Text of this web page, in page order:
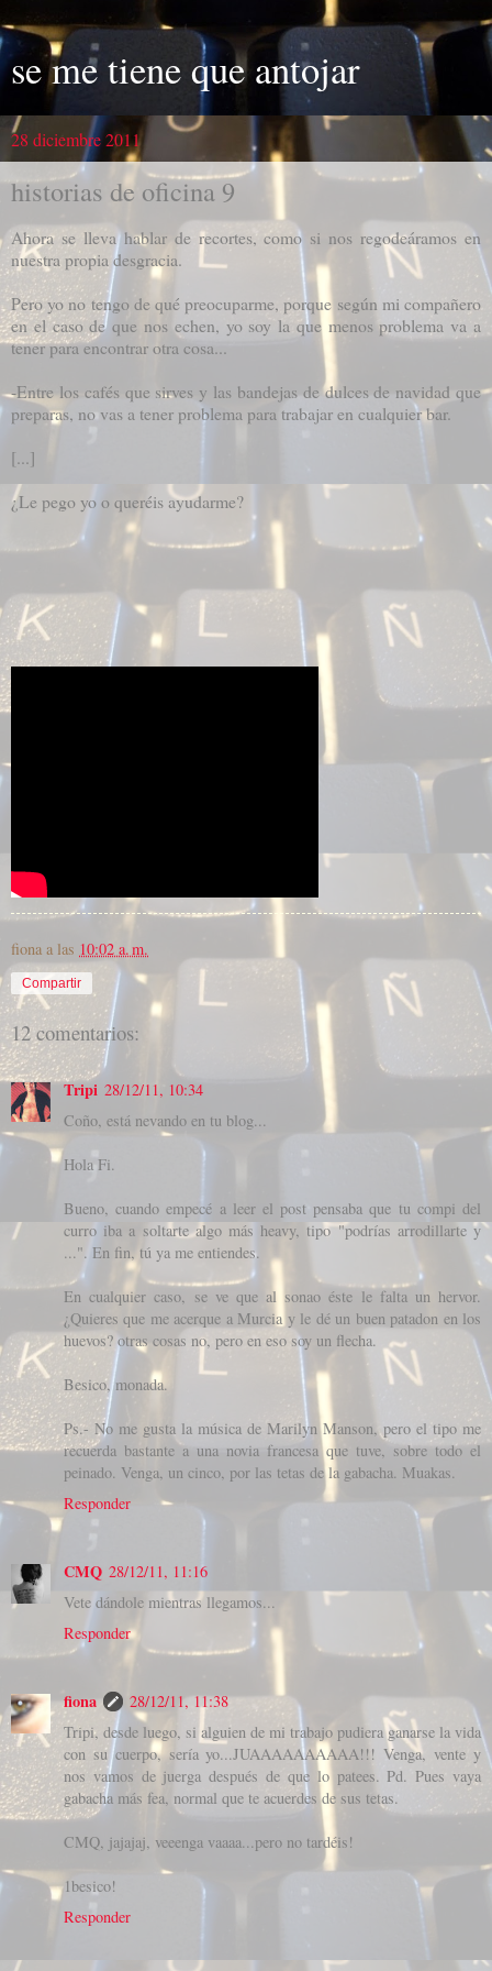
se me tiene que antojar
28 diciembre 2011
historias de oficina 9
Ahora se lleva hablar de recortes, como si nos regodeáramos en
nuestra propia desgracia.
Pero yo no tengo de qué preocuparme, porque según mi compañero
en el caso de que nos echen, yo soy la que menos problema va a
tener para encontrar otra cosa...
-Entre los cafés que sirves y las bandejas de dulces de navidad que
preparas, no vas a tener problema para trabajar en cualquier bar.
[...]
¿Le pego yo o queréis ayudarme?
fiona a las 10:02 a. m.
Compartir
12 comentarios:
Tripi 28/12/11, 10:34
Coño, está nevando en tu blog...
Hola Fi.
Bueno, cuando empecé a leer el post pensaba que tu compi del
curro iba a soltarte algo más heavy, tipo "podrías arrodillarte y
...". En fin, tú ya me entiendes.
En cualquier caso, se ve que al sonao éste le falta un hervor.
¿Quieres que me acerque a Murcia y le dé un buen patadon en los
huevos? otras cosas no, pero en eso soy un flecha.
Besico, monada.
Ps.- No me gusta la música de Marilyn Manson, pero el tipo me
recuerda bastante a una novia francesa que tuve, sobre todo el
peinado. Venga, un cinco, por las tetas de la gabacha. Muakas.
Responder
CMQ 28/12/11, 11:16
Vete dándole mientras llegamos...
Responder
fiona
28/12/11, 11:38
Tripi, desde luego, si alguien de mi trabajo pudiera ganarse la vida
con su cuerpo, sería yo...JUAAAAAAAAAA!!! Venga, vente y
nos vamos de juerga después de que lo patees. Pd. Pues vaya
gabacha más fea, normal que te acuerdes de sus tetas.
CMQ, jajajaj, veeenga vaaaa...pero no tardéis!
1besico!
Responder